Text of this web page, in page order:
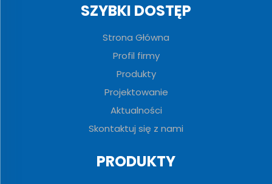
SZYBKI DOSTĘP
Strona Główna
Profil firmy
Produkty
Projektowanie
Aktualności
Skontaktuj się z nami
PRODUKTY